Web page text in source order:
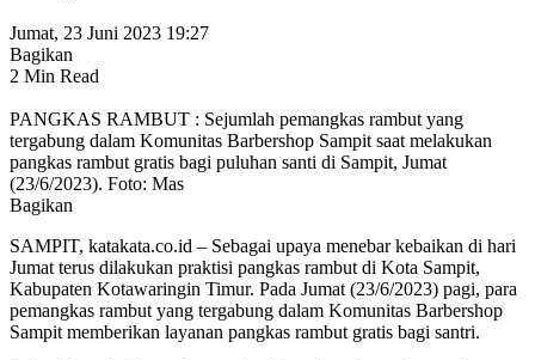
Jumat, 23 Juni 2023 19:27
Bagikan
2 Min Read
PANGKAS RAMBUT : Sejumlah pemangkas rambut yang
tergabung dalam Komunitas Barbershop Sampit saat melakukan
pangkas rambut gratis bagi puluhan santi di Sampit, Jumat
(23/6/2023). Foto: Mas
Bagikan
SAMPIT, katakata.co.id – Sebagai upaya menebar kebaikan di hari
Jumat terus dilakukan praktisi pangkas rambut di Kota Sampit,
Kabupaten Kotawaringin Timur. Pada Jumat (23/6/2023) pagi, para
pemangkas rambut yang tergabung dalam Komunitas Barbershop
Sampit memberikan layanan pangkas rambut gratis bagi santri.